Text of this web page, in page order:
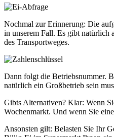
Nochmal zur Erinnerung: Die
in unserem Fall. Es gibt natürlich
des Transportweges.
Dann folgt die Betriebsnummer.
natürlich ein Großbetrieb sein
Gibts Alternativen? Klar: Wenn
Wochenmarkt. Und wenn Sie
Ansonsten gilt: Belasten Sie Ihr